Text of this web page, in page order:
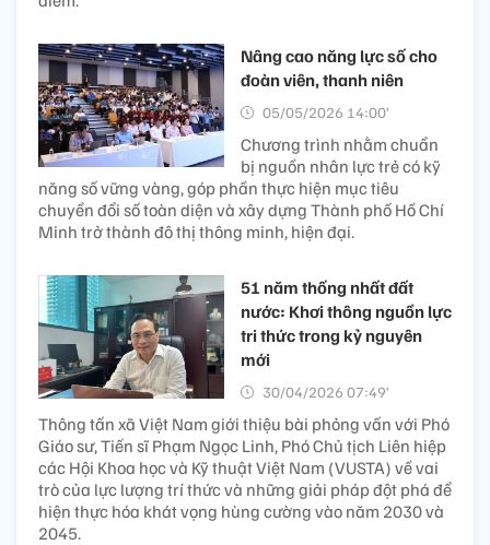
Nâng cao năng lực số cho
đoàn viên, thanh niên
05/05/2026 14:00’
Chương trình nhằm chuẩn
bị nguồn nhân lực trẻ có kỹ
năng số vững vàng, góp phần thực hiện mục tiêu
chuyển đổi số toàn diện và xây dựng Thành phố Hồ Chí
Minh trở thành đô thị thông minh, hiện đại.
51 năm thống nhất đất
nước: Khơi thông nguồn lực
tri thức trong kỷ nguyên
mới
30/04/2026 07:49’
Thông tấn xã Việt Nam giới thiệu bài phỏng vấn với Phó
Giáo sư, Tiến sĩ Phạm Ngọc Linh, Phó Chủ tịch Liên hiệp
các Hội Khoa học và Kỹ thuật Việt Nam (VUSTA) về vai
trò của lực lượng trí thức và những giải pháp đột phá để
hiện thực hóa khát vọng hùng cường vào năm 2030 và
2045.